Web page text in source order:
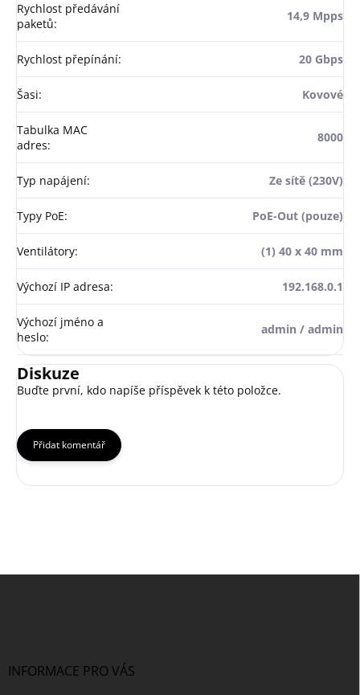
Rychlost předávání
paketů:
14,9 Mpps
Rychlost přepínání: 20 Gbps
Šasi: Kovové
Tabulka MAC
adres:
8000
Typ napájení: Ze sítě (230V)
Typy PoE: PoE-Out (pouze)
Ventilátory: (1) 40 x 40 mm
Výchozí IP adresa: 192.168.0.1
Výchozí jméno a
heslo:
admin / admin
Diskuze
Buďte první, kdo napíše příspěvek k této položce.
Přidat komentář
INFORMACE PRO VÁS